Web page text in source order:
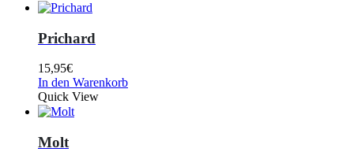
Prichard
15,95€
In den Warenkorb
Quick View
Molt